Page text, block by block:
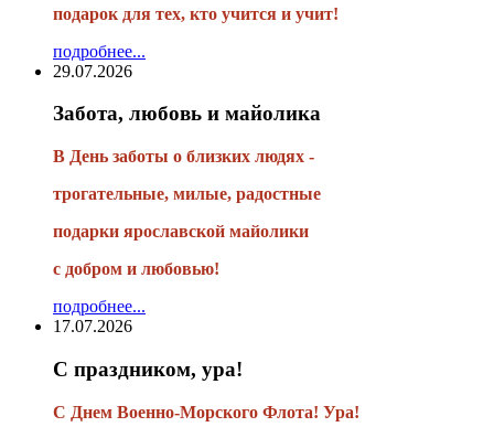
подарок для тех, кто учится и учит!
подробнее...
29.07.2026
Забота, любовь и майолика
В День заботы о близких людях -
трогательные, милые, радостные
подарки ярославской майолики
с добром и любовью!
подробнее...
17.07.2026
С праздником, ура!
С Днем Военно-Морского Флота! Ура!